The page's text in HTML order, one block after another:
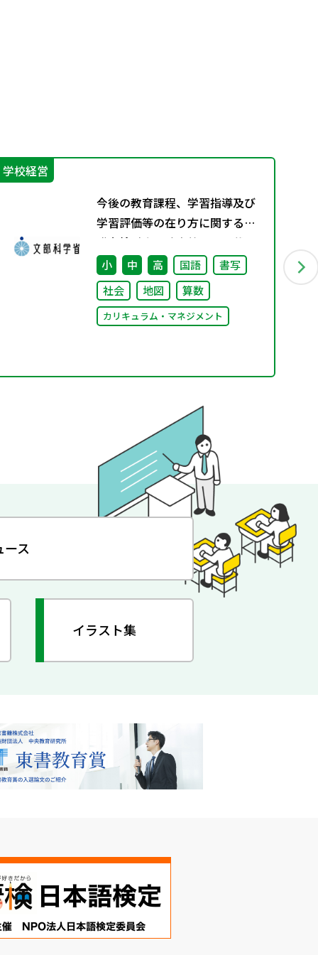
学校経営
今後の教育課程、学習指導及び
学習評価等の在り方に関する有
識者検討会の論点整理を掲載し
ました
小 中 高 国語
書写
社会
地図 算数
カリキュラム・マネジメント
ース
イラスト集